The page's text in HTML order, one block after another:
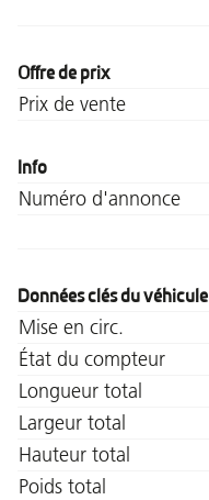
Offre de prix
Prix de vente
Info
Numéro d'annonce
Données clés du véhicule
Mise en circ.
État du compteur
Longueur total
Largeur total
Hauteur total
Poids total